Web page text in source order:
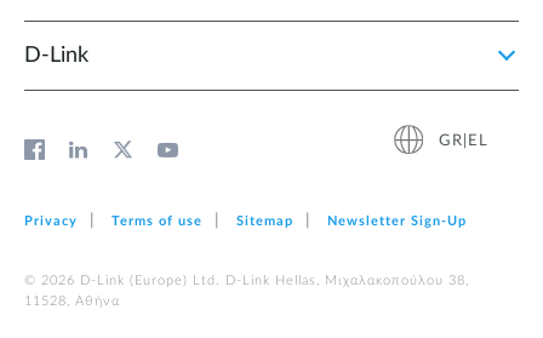
D‑Link
GR|EL
Privacy Terms of use Sitemap Newsletter Sign‑Up
© 2026 D‑Link (Europe) Ltd. D-Link Hellas, Μιχαλακοπούλου 38,
11528, Αθήνα